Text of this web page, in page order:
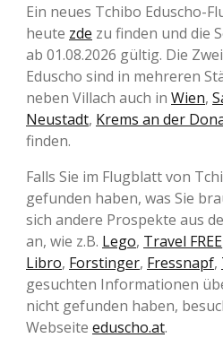
Ein neues Tchibo Eduscho-
heute zde zu finden und die
ab 01.08.2026 gültig. Die
Eduscho sind in mehreren
neben Villach auch in Wien,
Neustadt, Krems an der
finden.
Falls Sie im Flugblatt von
gefunden haben, was Sie
sich andere Prospekte aus
an, wie z.B. Lego, Travel FREE
Libro, Forstinger, Fressnapf,
gesuchten Informationen
nicht gefunden haben,
Webseite eduscho.at.